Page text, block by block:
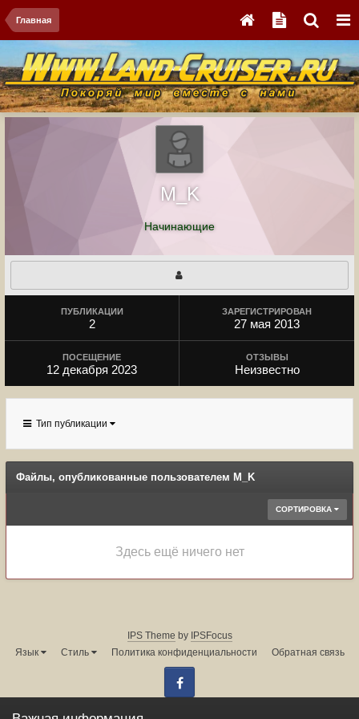
Главная
M_K
Начинающие
ПУБЛИКАЦИИ
2
ЗАРЕГИСТРИРОВАН
27 мая 2013
ПОСЕЩЕНИЕ
12 декабря 2023
ОТЗЫВЫ
Неизвестно
Тип публикации
Файлы, опубликованные пользователем M_K
СОРТИРОВКА
Здесь ещё ничего нет
IPS Theme by IPSFocus
Язык
Стиль Политика конфиденциальности Обратная связь
Администрация форума: